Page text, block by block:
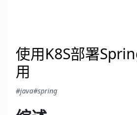
使用K8S部署
用
#java#spring